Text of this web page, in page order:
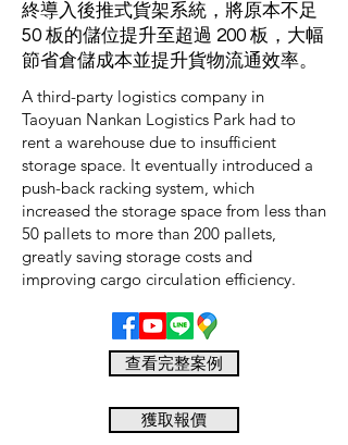
終導入後推式貨架系統，將原本不足
50 板的儲位提升至超過 200 板，大幅
節省倉儲成本並提升貨物流通效率。
A third-party logistics company in
Taoyuan Nankan Logistics Park had to
rent a warehouse due to insufficient
storage space. It eventually introduced a
push-back racking system, which
increased the storage space from less than
50 pallets to more than 200 pallets,
greatly saving storage costs and
improving cargo circulation efficiency.
查看完整案例
獲取報價